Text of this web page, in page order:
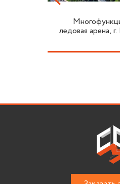
ледовая арена,